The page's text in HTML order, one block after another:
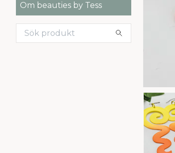
Om beauties by Tess